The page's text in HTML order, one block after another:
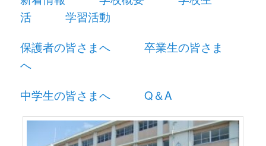
ツ
へ
移
動
活
学習活動
保護者の皆さまへ
卒業生の皆さま
へ
中学生の皆さまへ
Q＆A